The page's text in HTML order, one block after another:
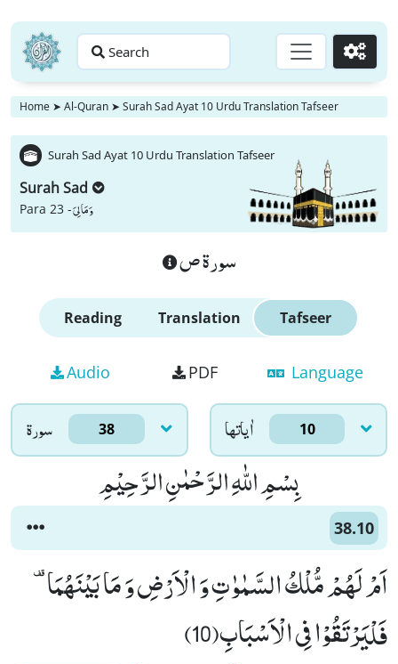
Search Go
Home ➤ Al-Quran ➤ Surah Sad Ayat 10 Urdu Translation Tafseer
Surah Sad Ayat 10 Urdu Translation Tafseer
Surah Sad
Para 23 -وَ مَا لِیَ
سورة ص
Reading Translation Tafseer
Audio PDF Language
سورۃ 38 اٰياتها 10
بِسْمِ اللّٰهِ الرَّحْمٰنِ الرَّحِیْمِ
38.10
فَلْیَرْتَقُوْا فِی الْاَسْبَابِ(10)